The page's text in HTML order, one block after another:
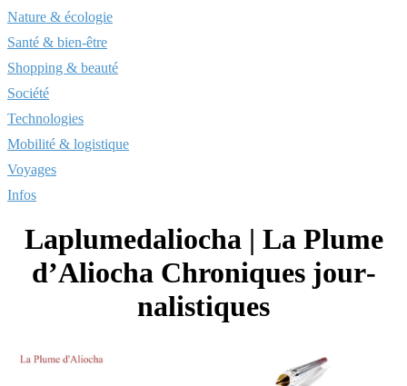
Nature & écologie
Santé & bien-être
Shopping & beauté
Société
Technologies
Mobilité & logistique
Voyages
Infos
Laplumedaliocha | La Plume
d’Aliocha Chroniques jour­
nalisti­ques